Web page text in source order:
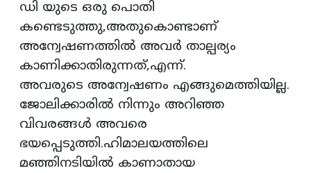
ഡി യുടെ ഒരു പൊതി
കണ്ടെടുത്തു,അതുകൊണ്ടാണ്
അന്വേഷണത്തിൽ അവർ താല്പര്യം
കാണിക്കാതിരുന്നത്,എന്ന്.
അവരുടെ അന്വേഷണം എങ്ങുമെത്തിയില്ല.
ജോലിക്കാരിൽ നിന്നും അറിഞ്ഞ
വിവരങ്ങൾ അവരെ
ഭയപ്പെടുത്തി.ഹിമാലയത്തിലെ
മഞ്ഞിനടിയിൽ കാണാതായ